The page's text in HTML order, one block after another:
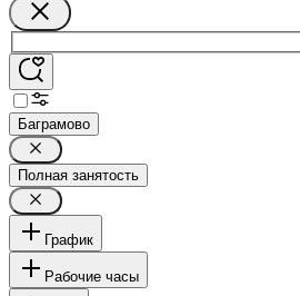
Баграмово
Полная занятость
График
Рабочие часы